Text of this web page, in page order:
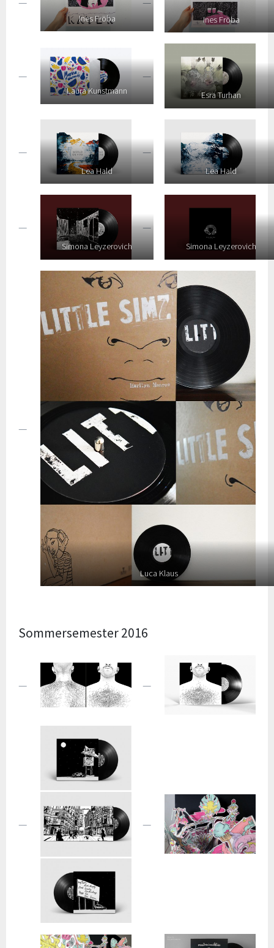
Ines Fröba Ines Fröba
Laura Kunstmann Esra Turhan
Lea Hald Lea Hald
Simona Leyzerovich Simona Leyzerovich
Luca Klaus
Sommersemester 2016